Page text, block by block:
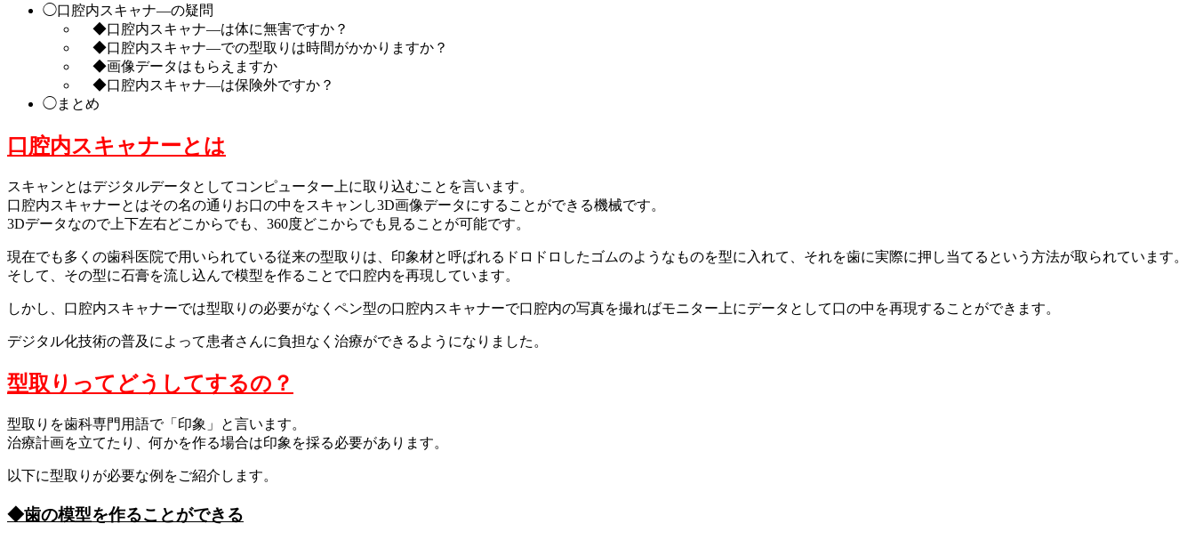
◯口腔内スキャナ―の疑問
◆口腔内スキャナ―は体に無害ですか？
◆口腔内スキャナ―での型取りは時間がかかりますか？
◆画像データはもらえますか
◆口腔内スキャナ―は保険外ですか？
◯まとめ
口腔内スキャナーとは
スキャンとはデジタルデータとしてコンピューター上に取り込むことを言います。
口腔内スキャナーとはその名の通りお口の中をスキャンし3D画像データにすることができる機械です。
3Dデータなので上下左右どこからでも、360度どこからでも見ることが可能です。
現在でも多くの歯科医院で用いられている従来の型取りは、印象材と呼ばれるドロドロしたゴムのようなものを型に入れて、それを歯に実際に押し当てるという方法が取られています。
そして、その型に石膏を流し込んで模型を作ることで口腔内を再現しています。
しかし、口腔内スキャナーでは型取りの必要がなくペン型の口腔内スキャナーで口腔内の写真を撮ればモニター上にデータとして口の中を再現することができます。
デジタル化技術の普及によって患者さんに負担なく治療ができるようになりました。
型取りってどうしてするの？
型取りを歯科専門用語で「印象」と言います。
治療計画を立てたり、何かを作る場合は印象を採る必要があります。
以下に型取りが必要な例をご紹介します。
◆歯の模型を作ることができる